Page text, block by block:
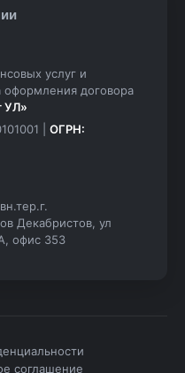
услуг и
оформления договора
УЛ»
| ОГРН:
Декабристов, ул
офис 353
соглашение